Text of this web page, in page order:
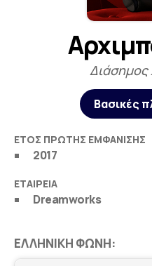
Βασικές
ΈΤΟΣ ΠΡΏΤΗΣ ΕΜΦΆΝΙΣΗΣ
2017
ΕΤΑΙΡΕΊΑ
Dreamworks
ΕΛΛΗΝΙΚΉ ΦΩΝΉ: